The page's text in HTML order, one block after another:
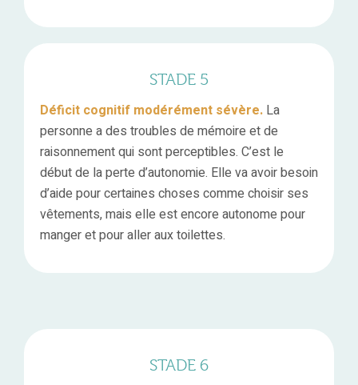
STADE 5
Déficit cognitif modérément sévère. La
personne a des troubles de mémoire et de
raisonnement qui sont perceptibles. C’est le
début de la perte d’autonomie. Elle va avoir besoin
d’aide pour certaines choses comme choisir ses
vêtements, mais elle est encore autonome pour
manger et pour aller aux toilettes.
STADE 6